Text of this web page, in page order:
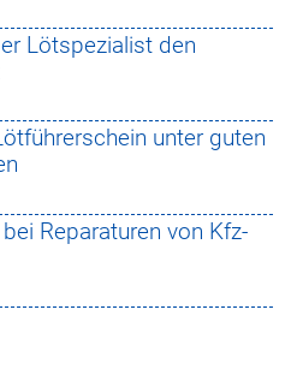
Lötspezialist den
unter guten
Reparaturen von Kfz-